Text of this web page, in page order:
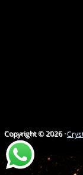
Copyright © 2026 ·